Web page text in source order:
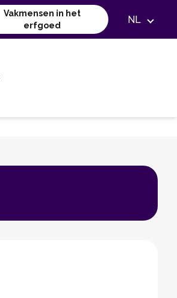
Vakmensen in het
erfgoed
NL